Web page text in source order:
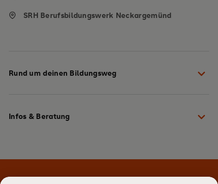
Rund um deinen Bildungsweg
Infos & Beratung
SRH Berufsbildungswerk Neckargemünd